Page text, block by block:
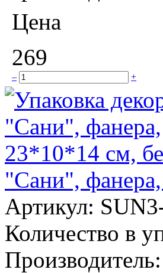
Цена
269
– +
"Сани",
Артикул:
Количество в
Производитель: